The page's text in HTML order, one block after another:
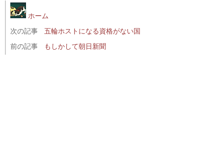
ホーム
次の記事
五輪ホストになる資格がない国
前の記事
もしかして朝日新聞